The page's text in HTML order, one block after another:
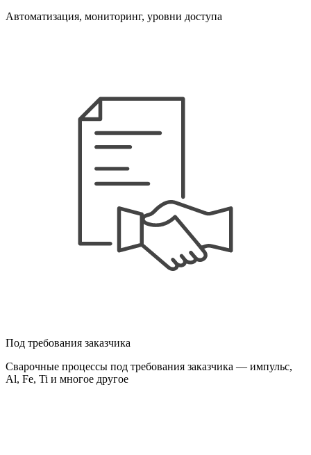
Автоматизация, мониторинг, уровни доступа
Под требования заказчика
Сварочные процессы под требования заказчика — импульс,
Al, Fe, Ti и многое другое